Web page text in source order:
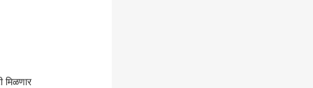
मिळणार